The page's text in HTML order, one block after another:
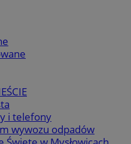
i telefony
wywozu odpadów